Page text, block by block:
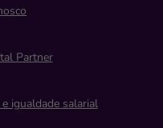
Partner
igualdade salarial